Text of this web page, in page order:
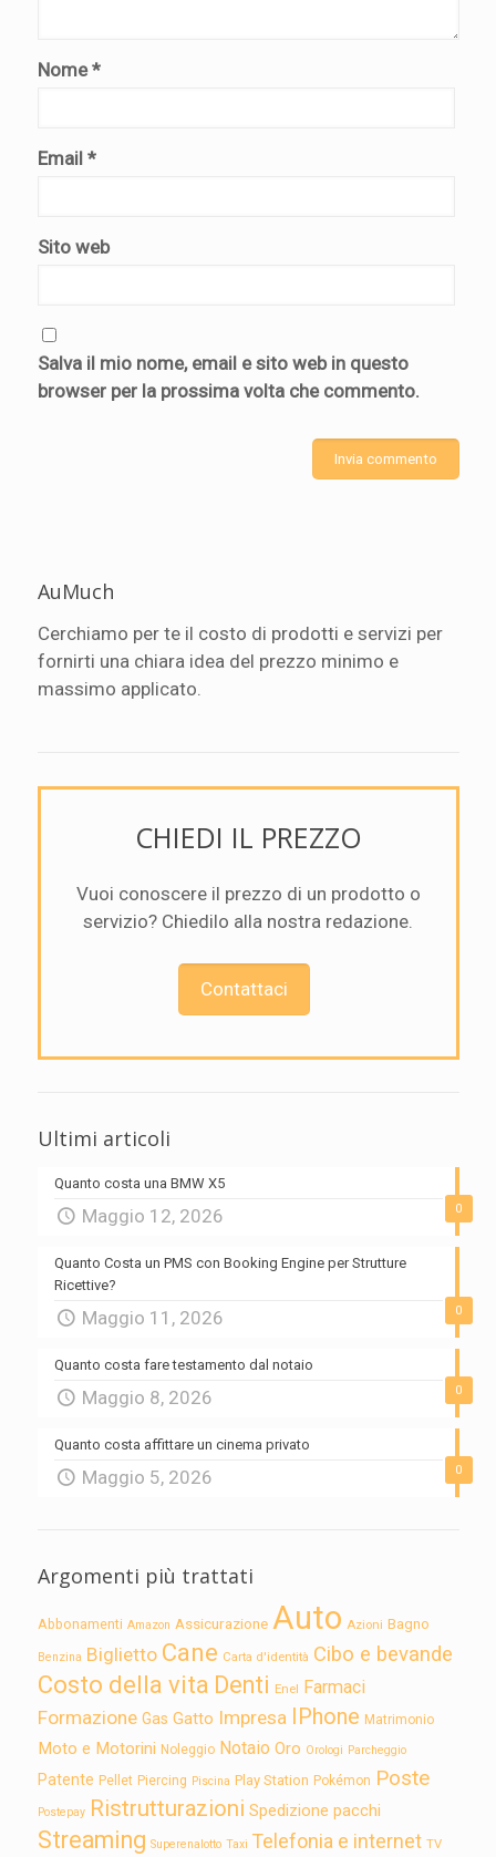
Nome*
Email *
Sito web
Salva il mio nome, email e sito web in questo
browser per la prossima volta che commento.
AuMuch
Cerchiamo per te il costo di prodotti e servizi per
fornirti una chiara idea del prezzo minimo e
massimo applicato.
CHIEDI IL PREZZO
Vuoi conoscere il prezzo di un prodotto o
servizio? Chiedilo alla nostra redazione.
Contattaci
Ultimi articoli
0
Quanto costa una BMW X5
Maggio 12, 2026
0
Quanto Costa un PMS con Booking Engine per Strutture
Ricettive?
Maggio 11, 2026
0
Quanto costa fare testamento dal notaio
Maggio 8, 2026
0
Quanto costa affittare un cinema privato
Maggio 5, 2026
Argomenti più trattati
Abbonamenti Amazon Assicurazione Auto Azioni Bagno
Benzina Biglietto Cane Carta d'identità Cibo e bevande
Costo della vita Denti Enel Farmaci
Formazione Gas Gatto Impresa IPhone Matrimonio
Moto e Motorini Noleggio Notaio Oro Orologi Parcheggio
Patente Pellet Piercing Piscina Play Station Pokémon Poste
Postepay Ristrutturazioni Spedizione pacchi
Streaming Superenalotto Taxi Telefonia e internet TV